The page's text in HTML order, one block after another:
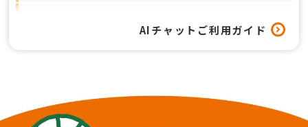
AIチャットご利用ガイド